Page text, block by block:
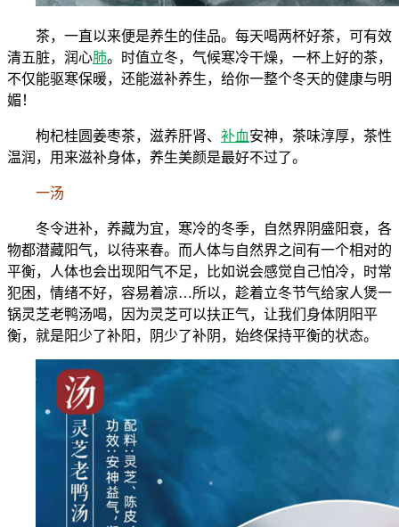
茶，一直以来便是养生的佳品。每天喝两杯好茶，可有效
清五脏，润心肺。时值立冬，气候寒冷干燥，一杯上好的茶，
不仅能驱寒保暖，还能滋补养生，给你一整个冬天的健康与明
媚！
枸杞桂圆姜枣茶，滋养肝肾、 补血安神，茶味淳厚，茶性
温润，用来滋补身体，养生美颜是最好不过了。
一汤
冬令进补，养藏为宜，寒冷的冬季，自然界阴盛阳衰，各
物都潜藏阳气，以待来春。而人体与自然界之间有一个相对的
平衡，人体也会出现阳气不足，比如说会感觉自己怕冷，时常
犯困，情绪不好，容易着凉…所以，趁着立冬节气给家人煲一
锅灵芝老鸭汤喝，因为灵芝可以扶正气，让我们身体阴阳平
衡，就是阳少了补阳，阴少了补阴，始终保持平衡的状态。